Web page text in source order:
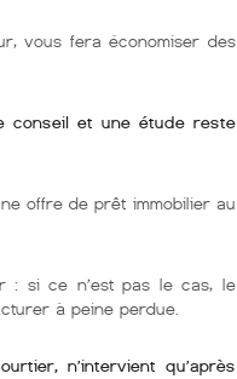
vous fera économiser des
conseil et une étude reste
offre de prêt immobilier au
: si ce n’est pas le cas, le
à peine perdue.
n’intervient qu’après